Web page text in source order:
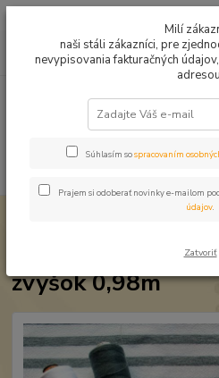
0949224331
9:00 -14:30
Teplákovina
Teplákovina Pásik
zvyšok 0,98m
Milí
naši stáli zákazníci, pre
nevypisovania fakturačných
Súhlasím sospracovaním
Prajem si odoberať novinky e-mailom
údajov.
Zatvoriť